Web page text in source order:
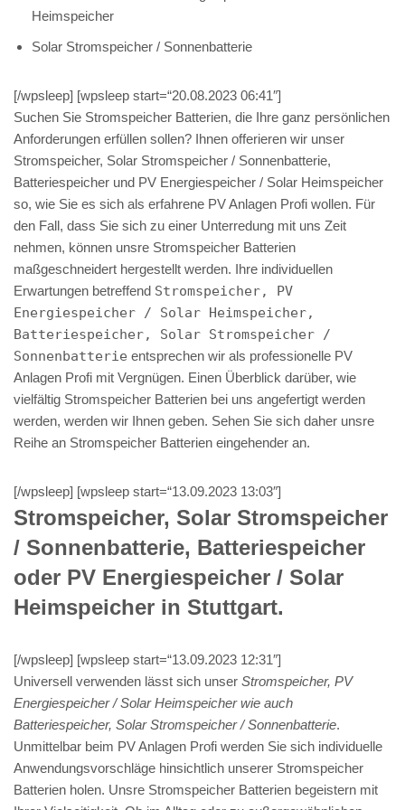
Heimspeicher
Solar Stromspeicher / Sonnenbatterie
[/wpsleep] [wpsleep start=“20.08.2023 06:41″]
Suchen Sie Stromspeicher Batterien, die Ihre ganz persönlichen
Anforderungen erfüllen sollen? Ihnen offerieren wir unser
Stromspeicher, Solar Stromspeicher / Sonnenbatterie,
Batteriespeicher und PV Energiespeicher / Solar Heimspeicher
so, wie Sie es sich als erfahrene PV Anlagen Profi wollen. Für
den Fall, dass Sie sich zu einer Unterredung mit uns Zeit
nehmen, können unsre Stromspeicher Batterien
maßgeschneidert hergestellt werden. Ihre individuellen
Erwartungen betreffend Stromspeicher, PV
Energiespeicher / Solar Heimspeicher,
Batteriespeicher, Solar Stromspeicher /
Sonnenbatterie entsprechen wir als professionelle PV
Anlagen Profi mit Vergnügen. Einen Überblick darüber, wie
vielfältig Stromspeicher Batterien bei uns angefertigt werden
werden, werden wir Ihnen geben. Sehen Sie sich daher unsre
Reihe an Stromspeicher Batterien eingehender an.
[/wpsleep] [wpsleep start=“13.09.2023 13:03″]
Stromspeicher, Solar Stromspeicher
/ Sonnenbatterie, Batteriespeicher
oder PV Energiespeicher / Solar
Heimspeicher in Stuttgart.
[/wpsleep] [wpsleep start=“13.09.2023 12:31″]
Universell verwenden lässt sich unser Stromspeicher, PV
Energiespeicher / Solar Heimspeicher wie auch
Batteriespeicher, Solar Stromspeicher / Sonnenbatterie.
Unmittelbar beim PV Anlagen Profi werden Sie sich individuelle
Anwendungsvorschläge hinsichtlich unserer Stromspeicher
Batterien holen. Unsre Stromspeicher Batterien begeistern mit